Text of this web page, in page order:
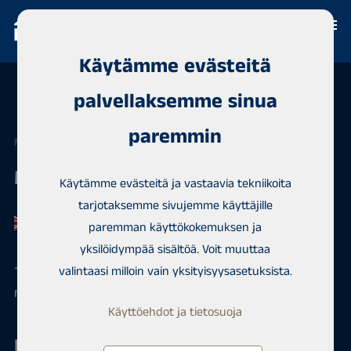
MYYNTIEDUSTAJA
Marko Häkkinen
+358 50 4200088
marko.hakkinen@habita.com
Käytämme evästeitä
palvellaksemme sinua
paremmin
Käytämme evästeitä ja vastaavia tekniikoita
tarjotaksemme sivujemme käyttäjille
paremman käyttökokemuksen ja
yksilöidympää sisältöä. Voit muuttaa
valintaasi milloin vain yksityisyysasetuksista.
Käyttöehdot ja tietosuoja